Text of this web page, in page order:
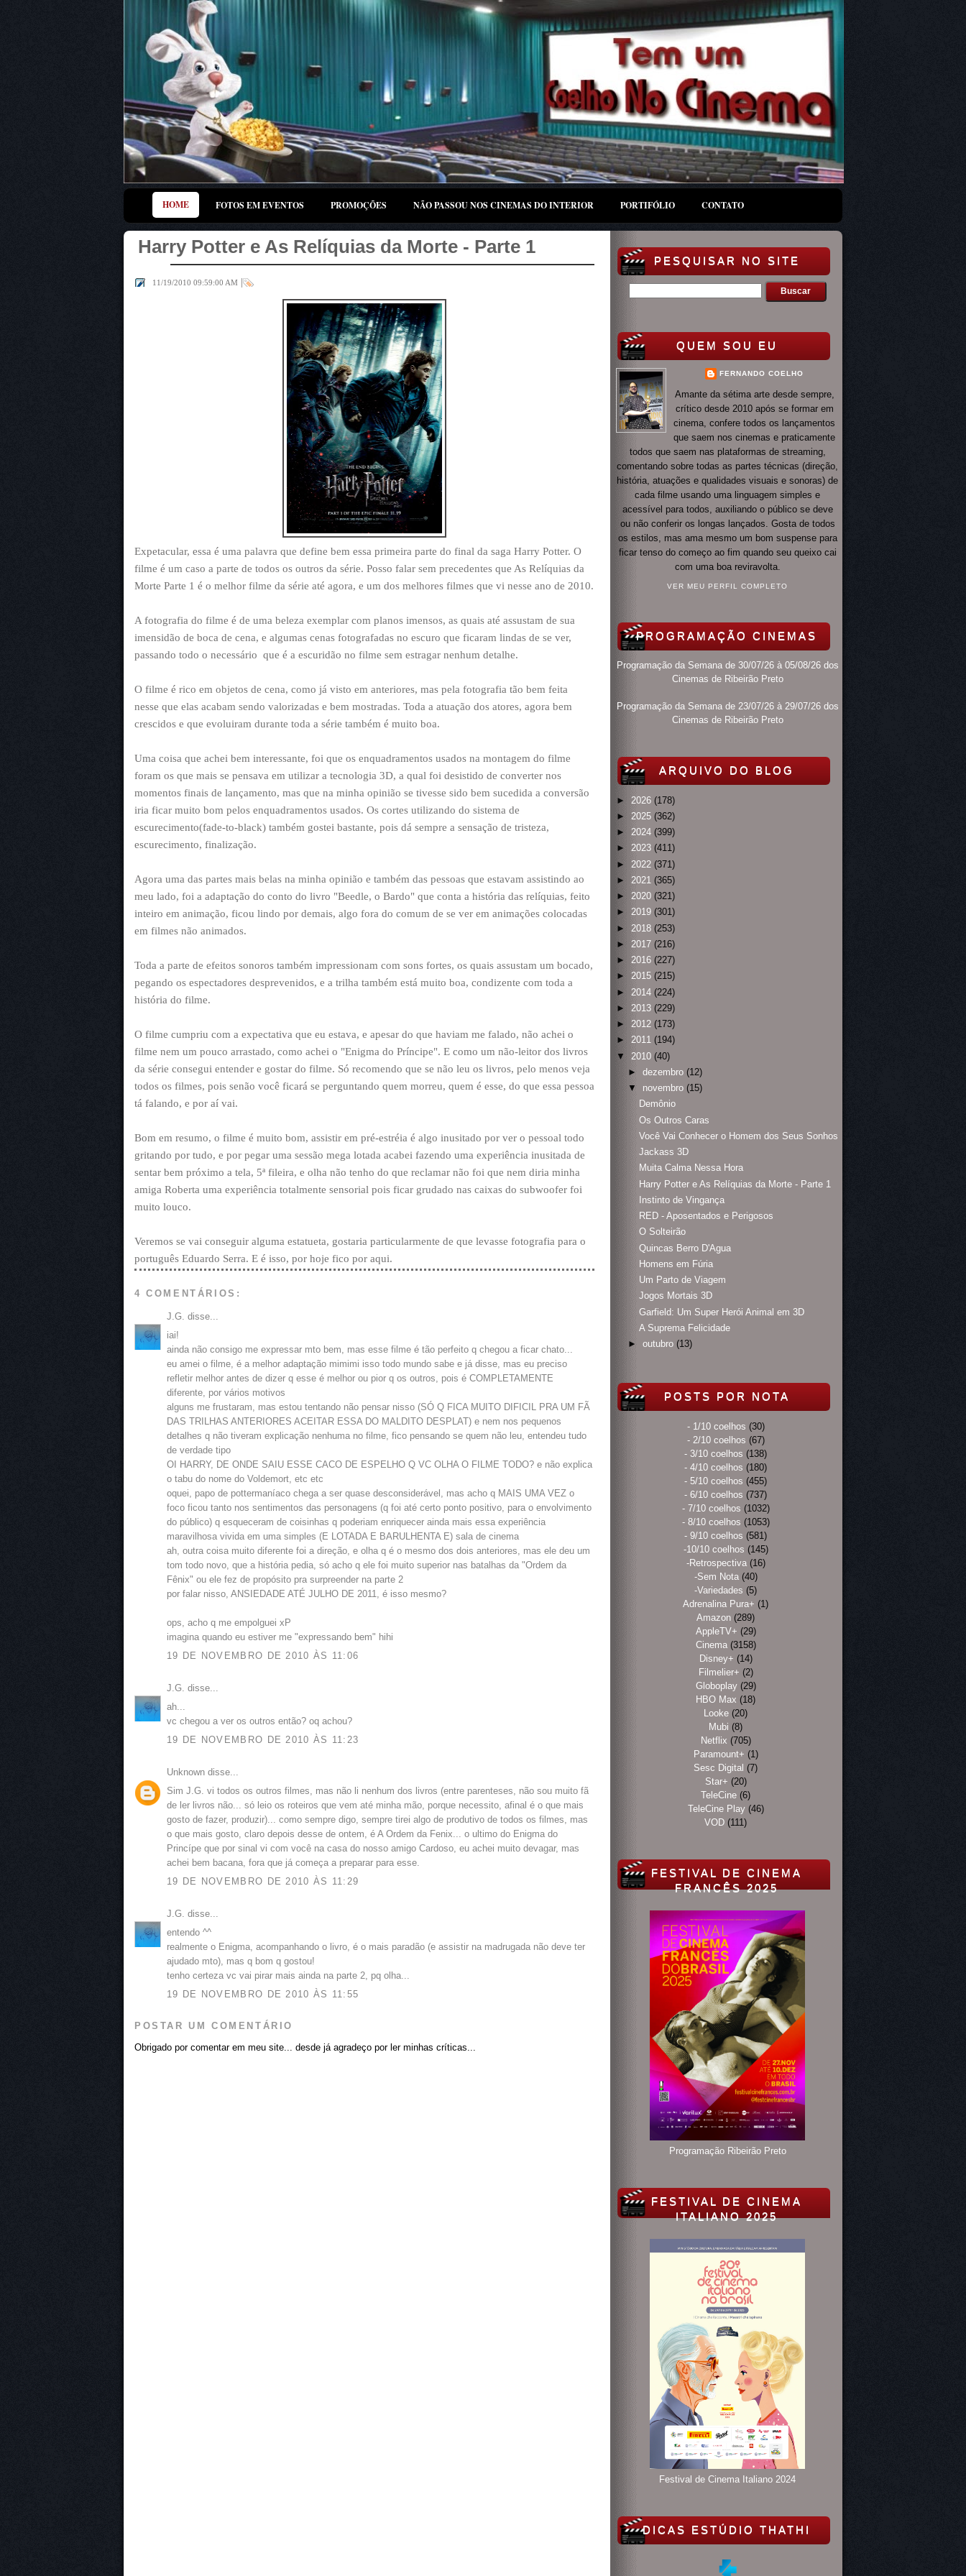
HOME FOTOS EM EVENTOS PROMOÇÕES NÃO PASSOU NOS CINEMAS DO INTERIOR PORTIFÓLIO CONTATO
Harry Potter e As Relíquias da Morte - Parte 1
11/19/2010 09:59:00 AM |
Expetacular, essa é uma palavra que define bem essa primeira parte do final da saga Harry Potter. O
filme é um caso a parte de todos os outros da série. Posso falar sem precedentes que As Relíquias da
Morte Parte 1 é o melhor filme da série até agora, e um dos melhores filmes que vi nesse ano de 2010.
A fotografia do filme é de uma beleza exemplar com planos imensos, as quais até assustam de sua
imensidão de boca de cena, e algumas cenas fotografadas no escuro que ficaram lindas de se ver,
passando todo o necessário que é a escuridão no filme sem estragar nenhum detalhe.
O filme é rico em objetos de cena, como já visto em anteriores, mas pela fotografia tão bem feita
nesse que elas acabam sendo valorizadas e bem mostradas. Toda a atuação dos atores, agora bem
crescidos e que evoluiram durante toda a série também é muito boa.
Uma coisa que achei bem interessante, foi que os enquadramentos usados na montagem do filme
foram os que mais se pensava em utilizar a tecnologia 3D, a qual foi desistido de converter nos
momentos finais de lançamento, mas que na minha opinião se tivesse sido bem sucedida a conversão
iria ficar muito bom pelos enquadramentos usados. Os cortes utilizando do sistema de
escurecimento(fade-to-black) também gostei bastante, pois dá sempre a sensação de tristeza,
escurecimento, finalização.
Agora uma das partes mais belas na minha opinião e também das pessoas que estavam assistindo ao
meu lado, foi a adaptação do conto do livro "Beedle, o Bardo" que conta a história das relíquias, feito
inteiro em animação, ficou lindo por demais, algo fora do comum de se ver em animações colocadas
em filmes não animados.
Toda a parte de efeitos sonoros também impressionam com sons fortes, os quais assustam um bocado,
pegando os espectadores desprevenidos, e a trilha também está muito boa, condizente com toda a
história do filme.
O filme cumpriu com a expectativa que eu estava, e apesar do que haviam me falado, não achei o
filme nem um pouco arrastado, como achei o "Enigma do Príncipe". E como um não-leitor dos livros
da série consegui entender e gostar do filme. Só recomendo que se não leu os livros, pelo menos veja
todos os filmes, pois senão você ficará se perguntando quem morreu, quem é esse, do que essa pessoa
tá falando, e por aí vai.
Bom em resumo, o filme é muito bom, assistir em pré-estréia é algo inusitado por ver o pessoal todo
gritando por tudo, e por pegar uma sessão mega lotada acabei fazendo uma experiência inusitada de
sentar bem próximo a tela, 5ª fileira, e olha não tenho do que reclamar não foi que nem diria minha
amiga Roberta uma experiência totalmente sensorial pois ficar grudado nas caixas do subwoofer foi
muito louco.
Veremos se vai conseguir alguma estatueta, gostaria particularmente de que levasse fotografia para o
português Eduardo Serra. E é isso, por hoje fico por aqui.
4 COMENTÁRIOS:
J.G. disse...
iai!
ainda não consigo me expressar mto bem, mas esse filme é tão perfeito q chegou a ficar chato...
eu amei o filme, é a melhor adaptação mimimi isso todo mundo sabe e já disse, mas eu preciso
refletir melhor antes de dizer q esse é melhor ou pior q os outros, pois é COMPLETAMENTE
diferente, por vários motivos
alguns me frustaram, mas estou tentando não pensar nisso (SÓ Q FICA MUITO DIFICIL PRA UM FÃ
DAS TRILHAS ANTERIORES ACEITAR ESSA DO MALDITO DESPLAT) e nem nos pequenos
detalhes q não tiveram explicação nenhuma no filme, fico pensando se quem não leu, entendeu tudo
de verdade tipo
OI HARRY, DE ONDE SAIU ESSE CACO DE ESPELHO Q VC OLHA O FILME TODO? e não explica
o tabu do nome do Voldemort, etc etc
oquei, papo de pottermaníaco chega a ser quase desconsiderável, mas acho q MAIS UMA VEZ o
foco ficou tanto nos sentimentos das personagens (q foi até certo ponto positivo, para o envolvimento
do público) q esqueceram de coisinhas q poderiam enriquecer ainda mais essa experiência
maravilhosa vivida em uma simples (E LOTADA E BARULHENTA E) sala de cinema
ah, outra coisa muito diferente foi a direção, e olha q é o mesmo dos dois anteriores, mas ele deu um
tom todo novo, que a história pedia, só acho q ele foi muito superior nas batalhas da "Ordem da
Fênix" ou ele fez de propósito pra surpreender na parte 2
por falar nisso, ANSIEDADE ATÉ JULHO DE 2011, é isso mesmo?
ops, acho q me empolguei xP
imagina quando eu estiver me "expressando bem" hihi
19 DE NOVEMBRO DE 2010 ÀS 11:06
J.G. disse...
ah...
vc chegou a ver os outros então? oq achou?
19 DE NOVEMBRO DE 2010 ÀS 11:23
Unknown disse...
Sim J.G. vi todos os outros filmes, mas não li nenhum dos livros (entre parenteses, não sou muito fã
de ler livros não... só leio os roteiros que vem até minha mão, porque necessito, afinal é o que mais
gosto de fazer, produzir)... como sempre digo, sempre tirei algo de produtivo de todos os filmes, mas
o que mais gosto, claro depois desse de ontem, é A Ordem da Fenix... o ultimo do Enigma do
Princípe que por sinal vi com você na casa do nosso amigo Cardoso, eu achei muito devagar, mas
achei bem bacana, fora que já começa a preparar para esse.
19 DE NOVEMBRO DE 2010 ÀS 11:29
J.G. disse...
entendo ^^
realmente o Enigma, acompanhando o livro, é o mais paradão (e assistir na madrugada não deve ter
ajudado mto), mas q bom q gostou!
tenho certeza vc vai pirar mais ainda na parte 2, pq olha...
19 DE NOVEMBRO DE 2010 ÀS 11:55
POSTAR UM COMENTÁRIO
Obrigado por comentar em meu site... desde já agradeço por ler minhas críticas...
PESQUISAR NO SITE
QUEM SOU EU
FERNANDO COELHO
Amante da sétima arte desde sempre,
crítico desde 2010 após se formar em
cinema, confere todos os lançamentos
que saem nos cinemas e praticamente
todos que saem nas plataformas de streaming,
comentando sobre todas as partes técnicas (direção,
história, atuações e qualidades visuais e sonoras) de
cada filme usando uma linguagem simples e
acessível para todos, auxiliando o público se deve
ou não conferir os longas lançados. Gosta de todos
os estilos, mas ama mesmo um bom suspense para
ficar tenso do começo ao fim quando seu queixo cai
com uma boa reviravolta.
VER MEU PERFIL COMPLETO
PROGRAMAÇÃO CINEMAS
Programação da Semana de 30/07/26 à 05/08/26 dos
Cinemas de Ribeirão Preto
Programação da Semana de 23/07/26 à 29/07/26 dos
Cinemas de Ribeirão Preto
ARQUIVO DO BLOG
► 2026 (178)
► 2025 (362)
► 2024 (399)
► 2023 (411)
► 2022 (371)
► 2021 (365)
► 2020 (321)
► 2019 (301)
► 2018 (253)
► 2017 (216)
► 2016 (227)
► 2015 (215)
► 2014 (224)
► 2013 (229)
► 2012 (173)
► 2011 (194)
▼
2010 (40)
► dezembro (12)
▼
novembro (15)
Demônio
Os Outros Caras
Você Vai Conhecer o Homem dos Seus Sonhos
Jackass 3D
Muita Calma Nessa Hora
Harry Potter e As Relíquias da Morte - Parte 1
Instinto de Vingança
RED - Aposentados e Perigosos
O Solteirão
Quincas Berro D'Agua
Homens em Fúria
Um Parto de Viagem
Jogos Mortais 3D
Garfield: Um Super Herói Animal em 3D
A Suprema Felicidade
► outubro (13)
POSTS POR NOTA
- 1/10 coelhos (30)
- 2/10 coelhos (67)
- 3/10 coelhos (138)
- 4/10 coelhos (180)
- 5/10 coelhos (455)
- 6/10 coelhos (737)
- 7/10 coelhos (1032)
- 8/10 coelhos (1053)
- 9/10 coelhos (581)
-10/10 coelhos (145)
-Retrospectiva (16)
-Sem Nota (40)
-Variedades (5)
Adrenalina Pura+ (1)
Amazon (289)
AppleTV+ (29)
Cinema (3158)
Disney+ (14)
Filmelier+ (2)
Globoplay (29)
HBO Max (18)
Looke (20)
Mubi (8)
Netflix (705)
Paramount+ (1)
Sesc Digital (7)
Star+ (20)
TeleCine (6)
TeleCine Play (46)
VOD (111)
FESTIVAL DE CINEMA
FRANCÊS 2025
Programação Ribeirão Preto
FESTIVAL DE CINEMA
ITALIANO 2025
Festival de Cinema Italiano 2024
DICAS ESTÚDIO THATHI